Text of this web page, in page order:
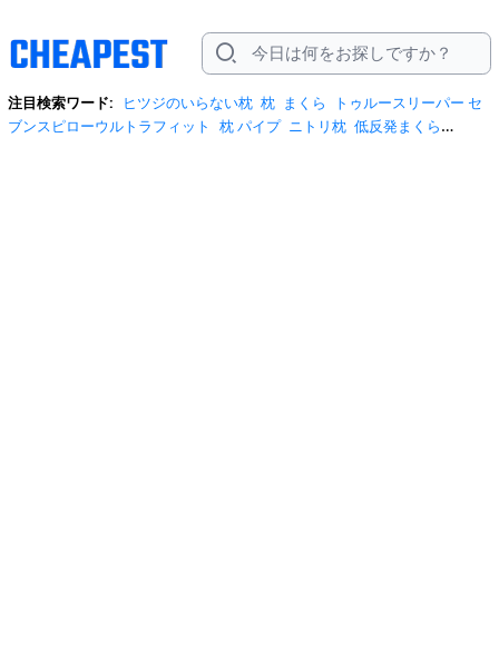
注目検索ワード: ヒツジのいらない枕 枕 まくら
トゥルースリーパー セ
ブンスピローウルトラフィット
枕 パイプ ニトリ枕 低反発まくら